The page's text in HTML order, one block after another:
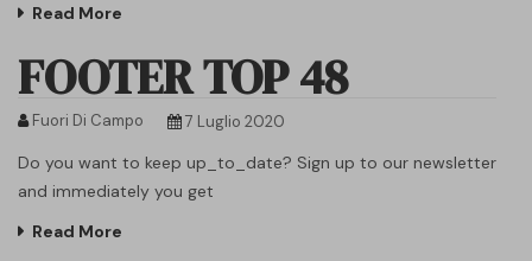
Read More
FOOTER TOP 48
Fuori Di Campo 7 Luglio 2020
Do you want to keep up_to_date? Sign up to our newsletter
and immediately you get
Read More